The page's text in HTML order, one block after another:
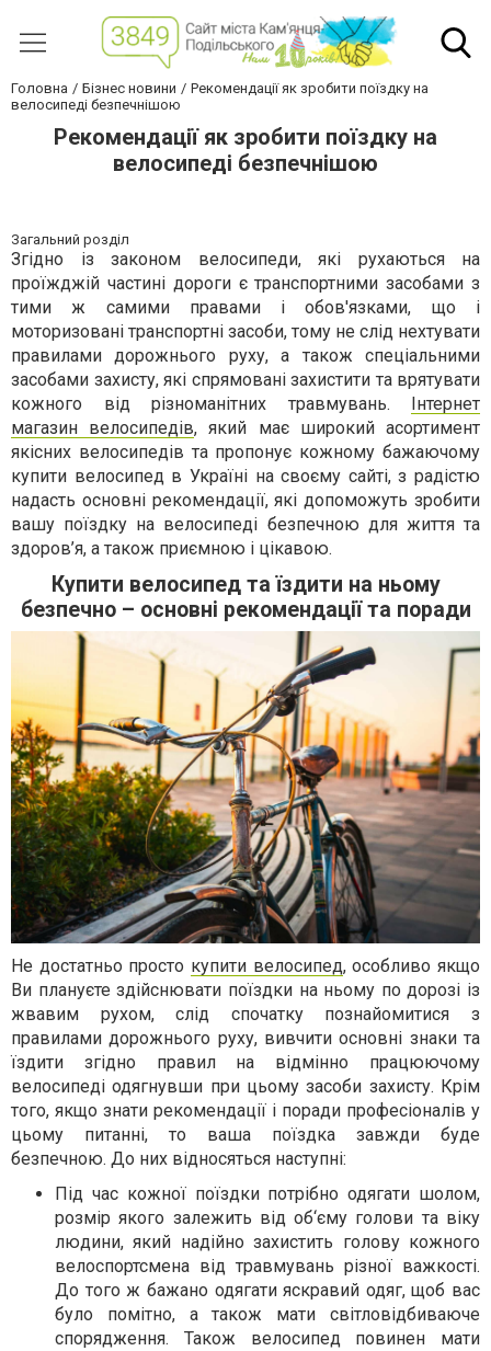
Головна Бізнес новини
Рекомендації як зробити поїздку на
велосипеді безпечнішою
Рекомендації як зробити поїздку на
велосипеді безпечнішою
Загальний розділ
Згідно із законом велосипеди, які рухаються на
проїжджій частині дороги є транспортними засобами з
тими ж самими правами і обов'язками, що і
моторизовані транспортні засоби, тому не слід нехтувати
правилами дорожнього руху, а також спеціальними
засобами захисту, які спрямовані захистити та врятувати
кожного від різноманітних травмувань. Інтернет
магазин велосипедів, який має широкий асортимент
якісних велосипедів та пропонує кожному бажаючому
купити велосипед в Україні на своєму сайті, з радістю
надасть основні рекомендації, які допоможуть зробити
вашу поїздку на велосипеді безпечною для життя та
здоров’я, а також приємною і цікавою.
Купити велосипед та їздити на ньому
безпечно – основні рекомендації та поради
Не достатньо просто купити велосипед, особливо якщо
Ви плануєте здійснювати поїздки на ньому по дорозі із
жвавим рухом, слід спочатку познайомитися з
правилами дорожнього руху, вивчити основні знаки та
їздити згідно правил на відмінно працюючому
велосипеді одягнувши при цьому засоби захисту. Крім
того, якщо знати рекомендації і поради професіоналів у
цьому питанні, то ваша поїздка завжди буде
безпечною. До них відносяться наступні:
Під час кожної поїздки потрібно одягати шолом,
розмір якого залежить від об‘єму голови та віку
людини, який надійно захистить голову кожного
велоспортсмена від травмувань різної важкості.
До того ж бажано одягати яскравий одяг, щоб вас
було помітно, а також мати світловідбиваюче
спорядження. Також велосипед повинен мати